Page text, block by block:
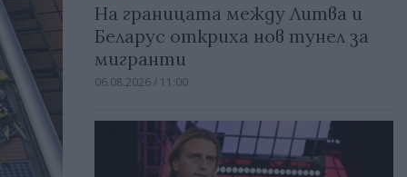
На границата между Литва и
Беларус откриха нов тунел за
мигранти
06.08.2026 / 11:00